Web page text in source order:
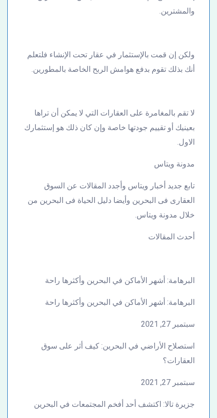
والمشترين.
ولكن إن قمت بالإستثمار في عقار تحت الإنشاء فلتعلم
أنك بذلك تقوم بدفع هوامش الربح الخاصة بالمطورين.
لا تقم بالمغامرة على العقارات التي لا يمكن أن تراها
بعينيك أو تقييم جودتها خاصة وإن كان ذلك هو إستثمارك
الاول.
مدونة ويتاس
تابع جديد أخبار ويتاس وأجدد المقالات عن السوق
العقارى فى البحرين وأيضا دليل الحياة فى البحرين من
خلال مدونة ويتاس.
أحدث المقالات
البرهامة: أشهر الأماكن في البحرين وأكثرها راحة
البرهامة: أشهر الأماكن في البحرين وأكثرها راحة
سبتمبر 27, 2021
استصلاح الأراضي في البحرين: كيف أثر على سوق
العقارات؟
سبتمبر 27, 2021
جزيرة تالا: اكتشف أحد أفخم المجتمعات في البحرين